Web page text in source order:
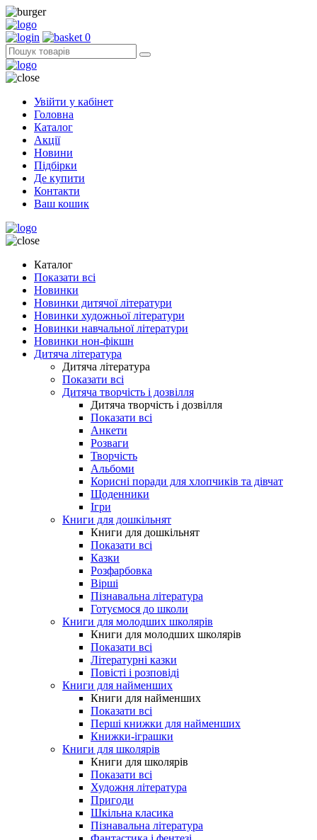
0
Увійти у кабінет
Головна
Каталог
Акції
Новини
Підбірки
Де купити
Контакти
Ваш кошик
Каталог
Показати всі
Новинки
Новинки дитячої літератури
Новинки художньої літератури
Новинки навчальної літератури
Новинки нон-фікшн
Дитяча література
Дитяча література
Показати всі
Дитяча творчість і дозвілля
Дитяча творчість і дозвілля
Показати всі
Анкети
Розваги
Творчість
Альбоми
Корисні поради для хлопчиків та дівчат
Щоденники
Ігри
Книги для дошкільнят
Книги для дошкільнят
Показати всі
Казки
Розфарбовка
Вірші
Пізнавальна література
Готуємося до школи
Книги для молодших школярів
Книги для молодших школярів
Показати всі
Літературні казки
Повісті і розповіді
Книги для найменших
Книги для найменших
Показати всі
Перші книжки для найменших
Книжки-іграшки
Книги для школярів
Книги для школярів
Показати всі
Художня література
Пригоди
Шкільна класика
Пізнавальна література